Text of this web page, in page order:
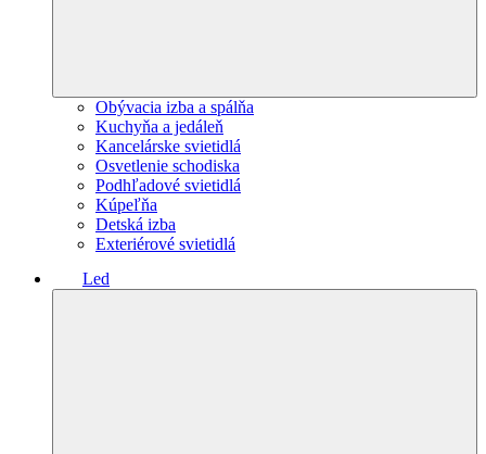
Obývacia izba a spálňa
Kuchyňa a jedáleň
Kancelárske svietidlá
Osvetlenie schodiska
Podhľadové svietidlá
Kúpeľňa
Detská izba
Exteriérové svietidlá
Led